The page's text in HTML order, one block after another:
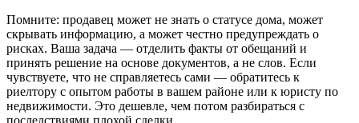
Помните: продавец может не знать о статусе дома, может
скрывать информацию, а может честно предупреждать о
рисках. Ваша задача — отделить факты от обещаний и
принять решение на основе документов, а не слов. Если
чувствуете, что не справляетесь сами — обратитесь к
риелтору с опытом работы в вашем районе или к юристу по
недвижимости. Это дешевле, чем потом разбираться с
последствиями плохой сделки.